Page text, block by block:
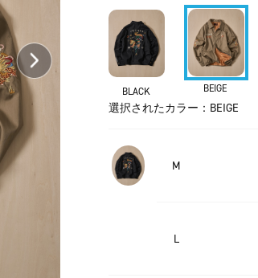
BLACK BEIGE
選択されたカラー：BEIGE
M
L